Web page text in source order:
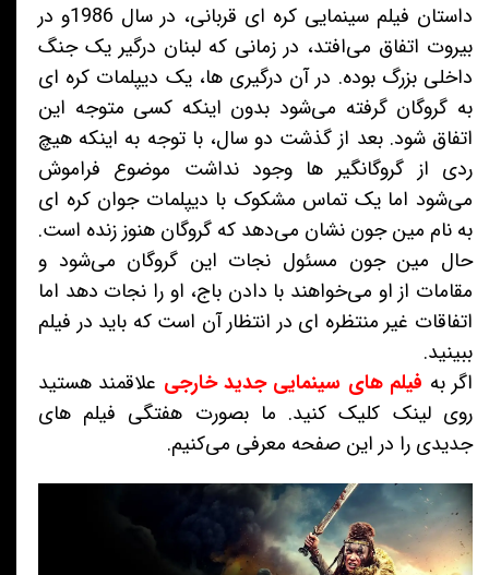
داستان فیلم سینمایی کره ای قربانی، در سال 1986و در
بیروت اتفاق می‌افتد، در زمانی که لبنان درگیر یک جنگ
داخلی بزرگ بوده. در آن درگیری ها، یک دیپلمات کره ای
به گروگان گرفته می‌شود بدون اینکه کسی متوجه این
اتفاق شود. بعد از گذشت دو سال، با توجه به اینکه هیچ
ردی از گروگانگیر ها وجود نداشت موضوع فراموش
می‌شود اما یک تماس مشکوک با دیپلمات جوان کره ای
به نام مین جون نشان می‌دهد که گروگان هنوز زنده است.
حال مین جون مسئول نجات این گروگان می‌شود و
مقامات از او می‌خواهند با دادن باج، او را نجات دهد اما
اتفاقات غیر منتظره ای در انتظار آن است که باید در فیلم
ببینید.
اگر به فیلم های سینمایی جدید خارجی علاقمند هستید
روی لینک کلیک کنید. ما بصورت هفتگی فیلم های
جدیدی را در این صفحه معرفی می‌کنیم.